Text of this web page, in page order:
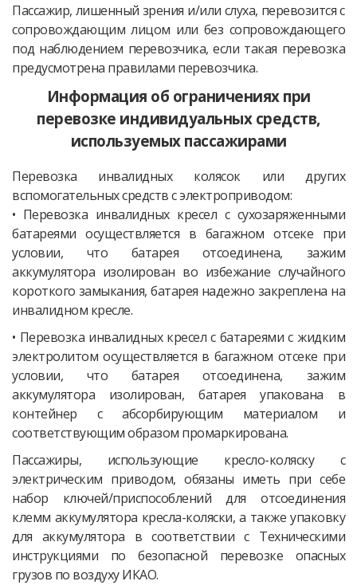
Пассажир, лишенный зрения и/или слуха, перевозится с
сопровождающим лицом или без сопровождающего
под наблюдением перевозчика, если такая перевозка
предусмотрена правилами перевозчика.
Информация об ограничениях при
перевозке индивидуальных средств,
используемых пассажирами
Перевозка инвалидных колясок или других
вспомогательных средств с электроприводом:
• Перевозка инвалидных кресел с сухозаряженными
батареями осуществляется в багажном отсеке при
условии, что батарея отсоединена, зажим
аккумулятора изолирован во избежание случайного
короткого замыкания, батарея надежно закреплена на
инвалидном кресле.
• Перевозка инвалидных кресел с батареями с жидким
электролитом осуществляется в багажном отсеке при
условии, что батарея отсоединена, зажим
аккумулятора изолирован, батарея упакована в
контейнер с абсорбирующим материалом и
соответствующим образом промаркирована.
Пассажиры, использующие кресло-коляску с
электрическим приводом, обязаны иметь при себе
набор ключей/приспособлений для отсоединения
клемм аккумулятора кресла-коляски, а также упаковку
для аккумулятора в соответствии с Техническими
инструкциями по безопасной перевозке опасных
грузов по воздуху ИКАО.